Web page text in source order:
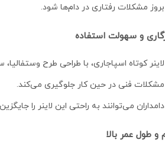
بروز مشکلات رفتاری در دام‌ها شود.
لاینر کوتاه اسپاجاری، با طراحی طرح
مشکلات فنی در حین کار جلوگیری می‌کند.
دامداران می‌توانند به راحتی این لاینر را